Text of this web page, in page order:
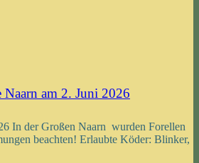
Naarn am 2. Juni 2026
In der Großen Naarn wurden Forellen
beachten! Erlaubte Köder: Blinker,